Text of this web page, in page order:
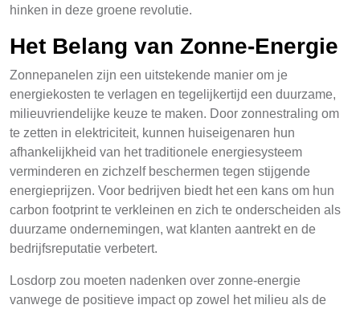
hinken in deze groene revolutie.
Het Belang van Zonne-Energie
Zonnepanelen zijn een uitstekende manier om je
energiekosten te verlagen en tegelijkertijd een duurzame,
milieuvriendelijke keuze te maken. Door zonnestraling om
te zetten in elektriciteit, kunnen huiseigenaren hun
afhankelijkheid van het traditionele energiesysteem
verminderen en zichzelf beschermen tegen stijgende
energieprijzen. Voor bedrijven biedt het een kans om hun
carbon footprint te verkleinen en zich te onderscheiden als
duurzame ondernemingen, wat klanten aantrekt en de
bedrijfsreputatie verbetert.
Losdorp zou moeten nadenken over zonne-energie
vanwege de positieve impact op zowel het milieu als de